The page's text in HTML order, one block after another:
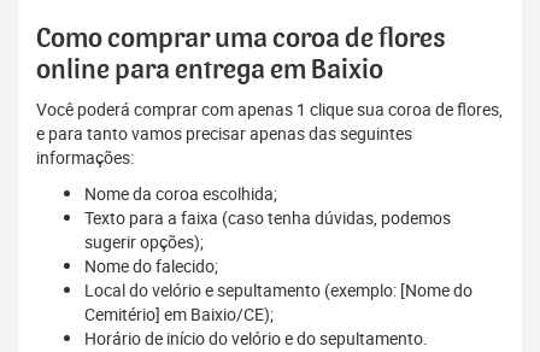
Como comprar uma coroa de flores
online para entrega em Baixio
Você poderá comprar com apenas 1 clique sua coroa de flores,
e para tanto vamos precisar apenas das seguintes
informações:
Nome da coroa escolhida;
Texto para a faixa (caso tenha dúvidas, podemos
sugerir opções);
Nome do falecido;
Local do velório e sepultamento (exemplo: [Nome do
Cemitério] em Baixio/CE);
Horário de início do velório e do sepultamento.